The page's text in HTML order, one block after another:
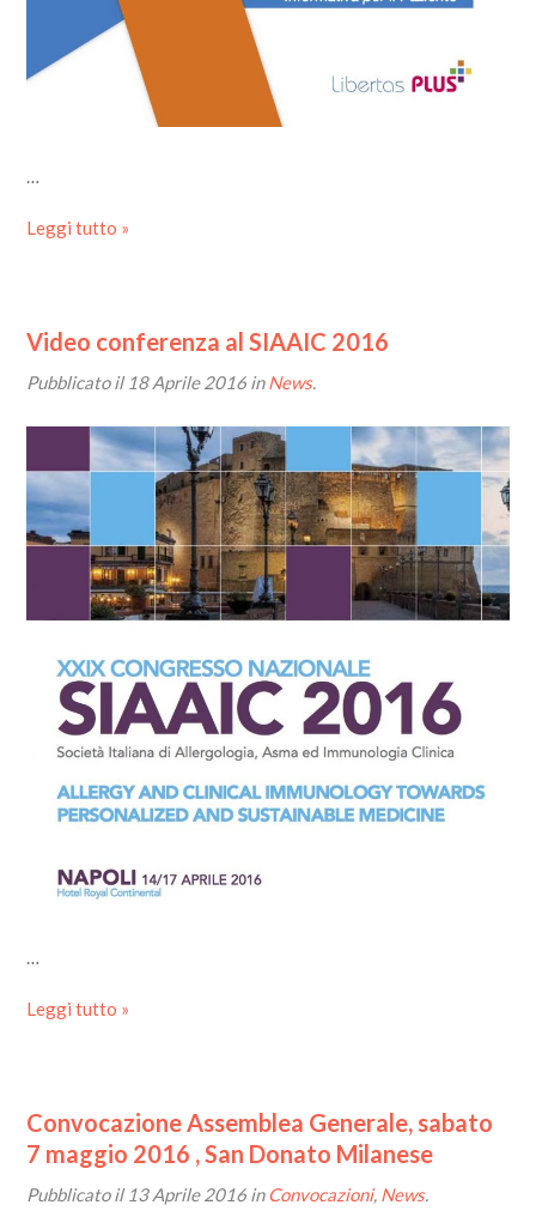
…
Leggi tutto »
Video conferenza al SIAAIC 2016
Pubblicato il 18 Aprile 2016 inNews.
Leggi tutto »
Convocazione Assemblea Generale, sabato
7 maggio 2016 , San Donato Milanese
Pubblicato il 13 Aprile 2016 inConvocazioni, News.